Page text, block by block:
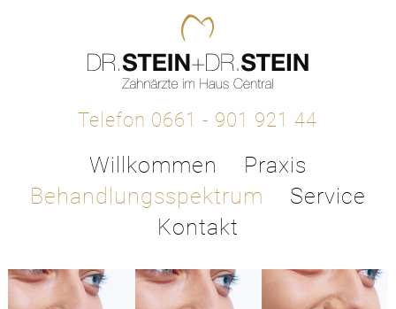
Telefon 0661 - 901 921 44
Willkommen
Praxis
Behandlungsspektrum
Service
Kontakt